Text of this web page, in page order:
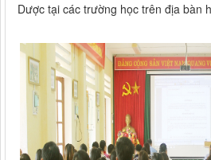
Dược tại các trường học trên địa bàn